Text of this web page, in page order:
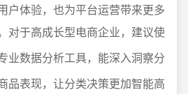
户体验，也为平台运营带来更多
对于高成长型电商企业，建议使
业数据分析工具，能深入洞察分
品表现，让分类决策更加智能高